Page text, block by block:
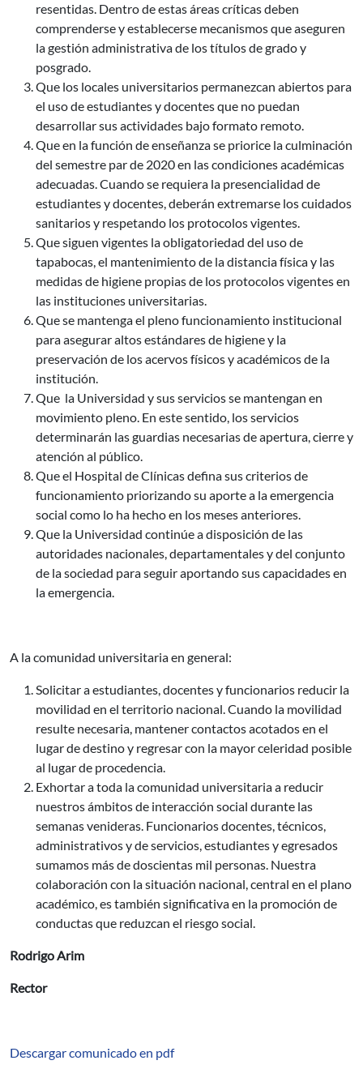
resentidas. Dentro de estas áreas críticas deben
comprenderse y establecerse mecanismos que aseguren
la gestión administrativa de los títulos de grado y
posgrado.
Que los locales universitarios permanezcan abiertos para
el uso de estudiantes y docentes que no puedan
desarrollar sus actividades bajo formato remoto.
Que en la función de enseñanza se priorice la culminación
del semestre par de 2020 en las condiciones académicas
adecuadas. Cuando se requiera la presencialidad de
estudiantes y docentes, deberán extremarse los cuidados
sanitarios y respetando los protocolos vigentes.
Que siguen vigentes la obligatoriedad del uso de
tapabocas, el mantenimiento de la distancia física y las
medidas de higiene propias de los protocolos vigentes en
las instituciones universitarias.
Que se mantenga el pleno funcionamiento institucional
para asegurar altos estándares de higiene y la
preservación de los acervos físicos y académicos de la
institución.
Que la Universidad y sus servicios se mantengan en
movimiento pleno. En este sentido, los servicios
determinarán las guardias necesarias de apertura, cierre y
atención al público.
Que el Hospital de Clínicas defina sus criterios de
funcionamiento priorizando su aporte a la emergencia
social como lo ha hecho en los meses anteriores.
Que la Universidad continúe a disposición de las
autoridades nacionales, departamentales y del conjunto
de la sociedad para seguir aportando sus capacidades en
la emergencia.
A la comunidad universitaria en general:
Solicitar a estudiantes, docentes y funcionarios reducir la
movilidad en el territorio nacional. Cuando la movilidad
resulte necesaria, mantener contactos acotados en el
lugar de destino y regresar con la mayor celeridad posible
al lugar de procedencia.
Exhortar a toda la comunidad universitaria a reducir
nuestros ámbitos de interacción social durante las
semanas venideras. Funcionarios docentes, técnicos,
administrativos y de servicios, estudiantes y egresados
sumamos más de doscientas mil personas. Nuestra
colaboración con la situación nacional, central en el plano
académico, es también significativa en la promoción de
conductas que reduzcan el riesgo social.
Rodrigo Arim
Rector
Descargar comunicado en pdf